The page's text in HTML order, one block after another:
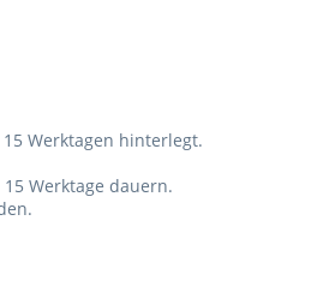
Werktagen hinterlegt.
Werktage dauern.